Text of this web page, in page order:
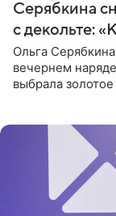
Серябкина
с декольте:
Ольга
вечернем
выбрала